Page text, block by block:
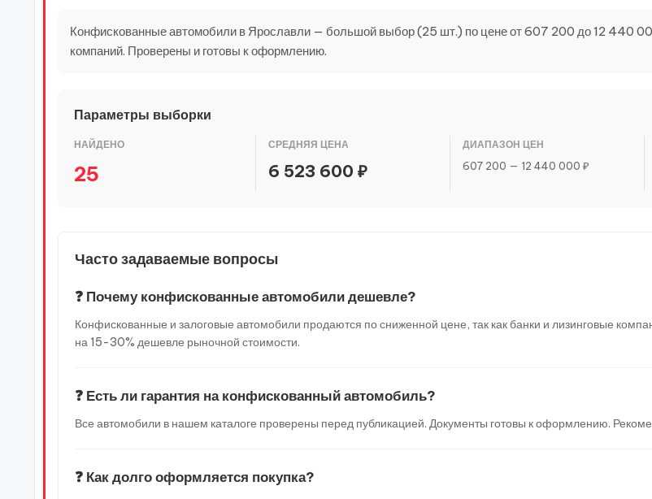
Конфискованные автомобили в Ярославли — большой выбор (25 шт.) по цене от 607 200 до 12 440
компаний. Проверены и готовы к оформлению.
Параметры выборки
НАЙДЕНО
25
СРЕДНЯЯ ЦЕНА
6 523 600 ₽
ДИАПАЗОН ЦЕН
607 200 — 12 440 000 ₽
Часто задаваемые вопросы
❓ Почему конфискованные автомобили дешевле?
Конфискованные и залоговые автомобили продаются по сниженной цене, так как банки и лизинговые
на 15-30% дешевле рыночной стоимости.
❓ Есть ли гарантия на конфискованный автомобиль?
Все автомобили в нашем каталоге проверены перед публикацией. Документы готовы к оформлению.
❓ Как долго оформляется покупка?